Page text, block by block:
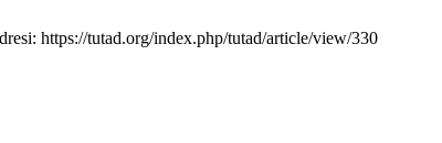
https://tutad.org/index.php/tutad/article/view/330